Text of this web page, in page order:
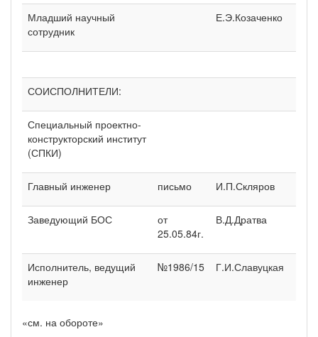
Младший научный
сотрудник
Е.Э.Козаченко
СОИСПОЛНИТЕЛИ:
Специальный проектно-
конструкторский институт
(СПКИ)
Главный инженер письмо И.П.Скляров
Заведующий БОС
от
25.05.84г.
В.Д.Дратва
Исполнитель, ведущий
инженер
№1986/15 Г.И.Славуцкая
«см. на обороте»